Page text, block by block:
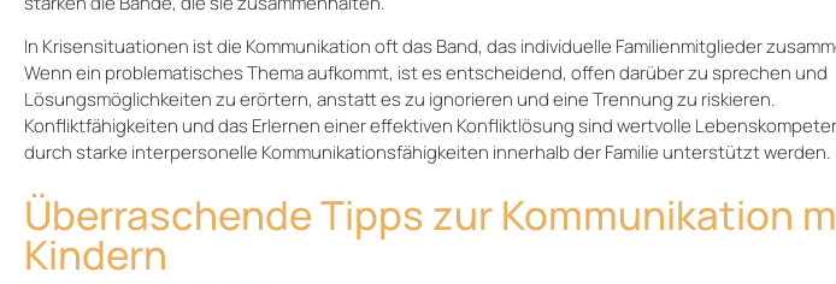
In Krisensituationen ist die Kommunikation oft das Band, das individuelle Familienmitglieder
Wenn ein problematisches Thema aufkommt, ist es entscheidend, offen darüber zu sprechen und
Lösungsmöglichkeiten zu erörtern, anstatt es zu ignorieren und eine Trennung zu riskieren.
Konfliktfähigkeiten und das Erlernen einer effektiven Konfliktlösung sind wertvolle
durch starke interpersonelle Kommunikationsfähigkeiten innerhalb der Familie unterstützt werden.
Überraschende Tipps zur Kommunikation
Kindern